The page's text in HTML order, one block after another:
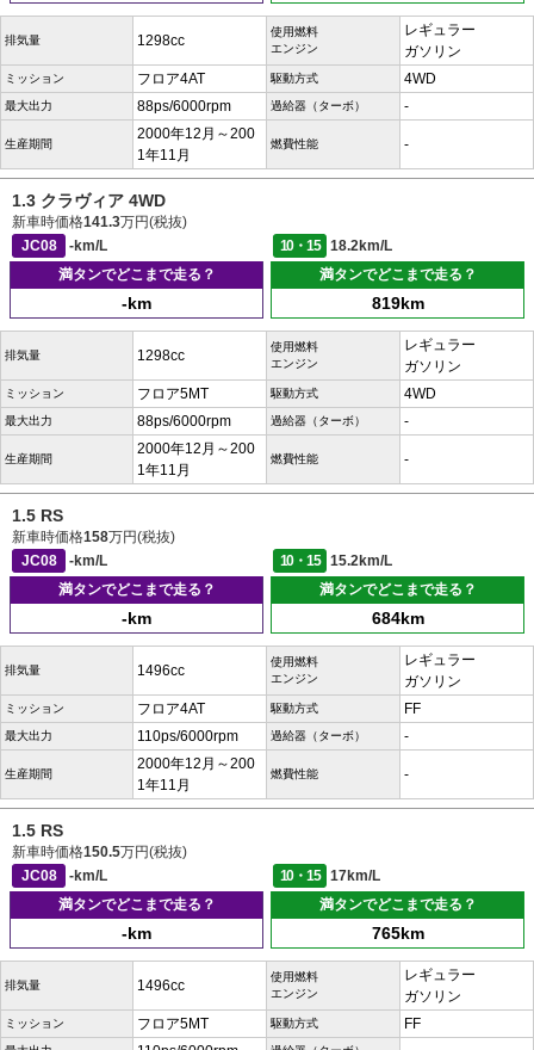
排気量 1298cc
使用燃料
エンジン
レギュラー
ガソリン
ミッション フロア4AT 駆動方式 4WD
最大出力 88ps/6000rpm 過給器（ターボ） -
生産期間
2000年12月～200
1年11月
燃費性能 -
1.3 クラヴィア 4WD
新車時価格141.3万円(税抜)
JC08
-km/L 10・15
18.2km/L
満タンでどこまで走る？
-km
満タンでどこまで走る？
819km
排気量 1298cc
使用燃料
エンジン
レギュラー
ガソリン
ミッション フロア5MT 駆動方式 4WD
最大出力 88ps/6000rpm 過給器（ターボ） -
生産期間
2000年12月～200
1年11月
燃費性能 -
1.5 RS
新車時価格158万円(税抜)
JC08
-km/L 10・15
15.2km/L
満タンでどこまで走る？
-km
満タンでどこまで走る？
684km
排気量 1496cc
使用燃料
エンジン
レギュラー
ガソリン
ミッション フロア4AT 駆動方式 FF
最大出力 110ps/6000rpm 過給器（ターボ） -
生産期間
2000年12月～200
1年11月
燃費性能 -
1.5 RS
新車時価格150.5万円(税抜)
JC08
-km/L 10・15
17km/L
満タンでどこまで走る？
-km
満タンでどこまで走る？
765km
排気量 1496cc
使用燃料
エンジン
レギュラー
ガソリン
ミッション フロア5MT 駆動方式 FF